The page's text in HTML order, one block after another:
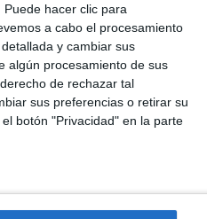
hacer clic para
a cabo el procesamiento
y cambiar sus
algún procesamiento de sus
de rechazar tal
sus preferencias o retirar su
botón "Privacidad" en la parte